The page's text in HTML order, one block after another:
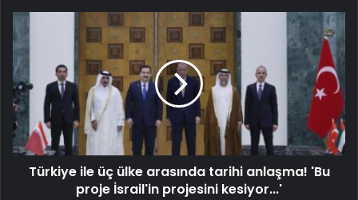
Türkiye ile üç ülke arasında tarihi anlaşma! 'Bu
proje İsrail'in projesini kesiyor...'